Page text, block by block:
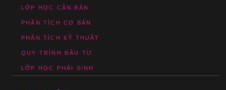
LỚP HỌC CĂN BẢN
PHÂN TÍCH CƠ BẢN
PHÂN TÍCH KỸ THUẬT
QUY TRÌNH ĐẦU TƯ
LỚP HỌC PHÁI SINH